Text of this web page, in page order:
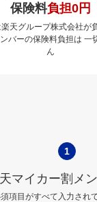
保険料負担0円
天グループ株式会社が
バーの保険料負担は 一
ん
1
マイカー割メ
項目がすべて入力され